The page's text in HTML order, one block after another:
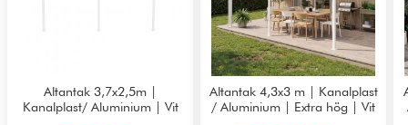
Altantak 3,7x2,5m |
Kanalplast/ Aluminium | Vit
Altantak 4,3x3 m | Kanalplast
/ Aluminium | Extra hög | Vit